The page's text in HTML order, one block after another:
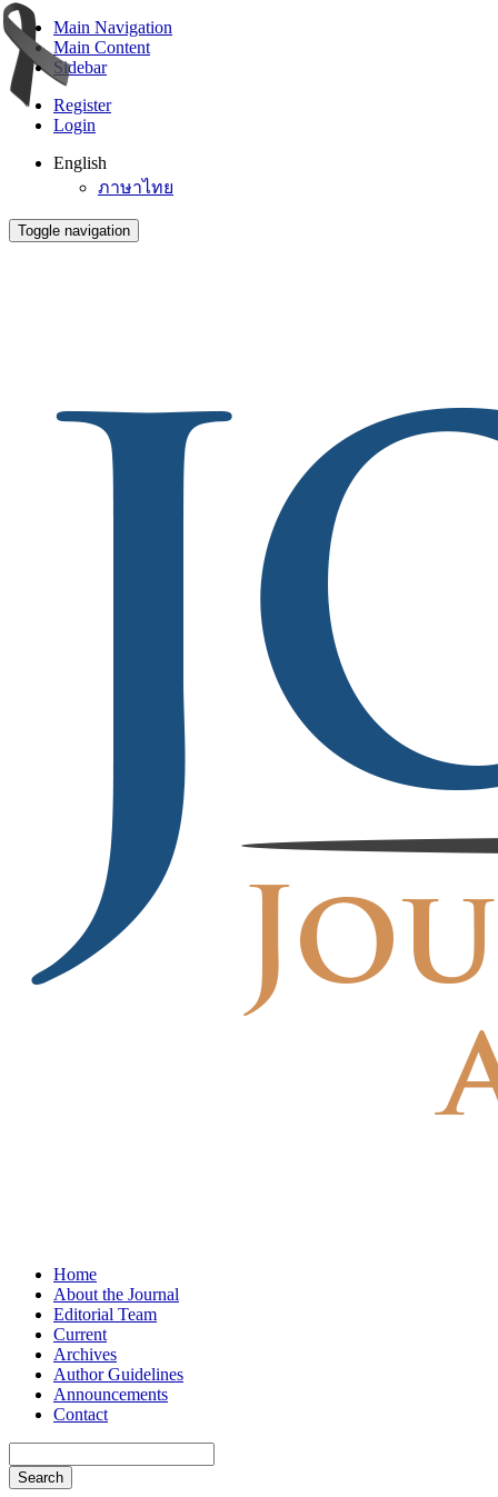
Main Navigation
Main Content
Sidebar
Register
Login
English
ภาษาไทย
Toggle navigation
Home
About the Journal
Editorial Team
Current
Archives
Author Guidelines
Announcements
Contact
Search